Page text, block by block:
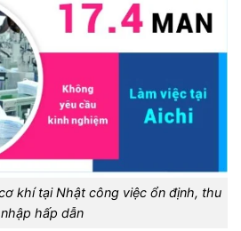
khí tại Nhật công việc ổn định, thu
nhập hấp dẫn